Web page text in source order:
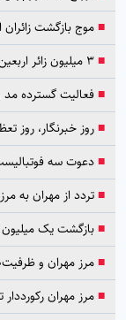
■موج بازگشت زائران
■۳ میلیون زائر اربعین به کشور بازگشته‌اند
■فعالیت گسترده
■روز خبرنگار، روز
■دعوت سه
■تردد از مهران به مرز ۲/۸ میلیون زائر رسید
■بازگشت یک میلیون و ۳۰۵ هزار زائر به
■مرز مهران و
■مرز مهران رکورددار